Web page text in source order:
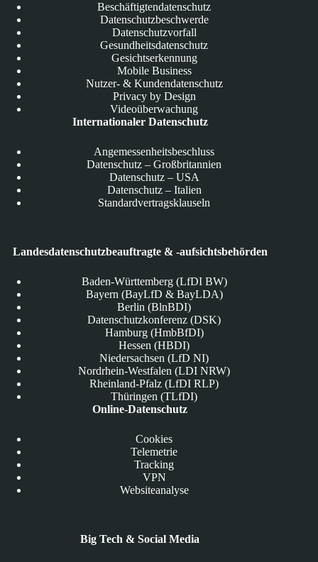
Beschäftigtendatenschutz
Datenschutzbeschwerde
Datenschutzvorfall
Gesundheitsdatenschutz
Gesichtserkennung
Mobile Business
Nutzer- & Kundendatenschutz
Privacy by Design
Videoüberwachung
Internationaler Datenschutz
Angemessenheitsbeschluss
Datenschutz – Großbritannien
Datenschutz – USA
Datenschutz – Italien
Standardvertragsklauseln
Landesdatenschutzbeauftragte & -aufsichtsbehörden
Baden-Württemberg (LfDI BW)
Bayern (BayLfD & BayLDA)
Berlin (BlnBDI)
Datenschutzkonferenz (DSK)
Hamburg (HmbBfDI)
Hessen (HBDI)
Niedersachsen (LfD NI)
Nordrhein-Westfalen (LDI NRW)
Rheinland-Pfalz (LfDI RLP)
Thüringen (TLfDI)
Online-Datenschutz
Cookies
Telemetrie
Tracking
VPN
Websiteanalyse
Big Tech & Social Media